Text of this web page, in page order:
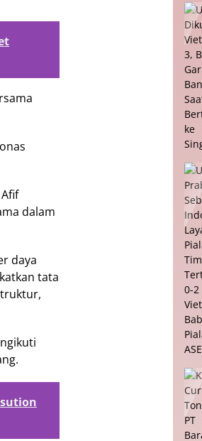
dalam
daya
tata